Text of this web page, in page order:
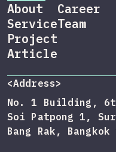
About
Service
Project
Article
Career
Team
<Address>
No. 1 Building,
Soi Patpong 1,
Bang Rak, Bangkok